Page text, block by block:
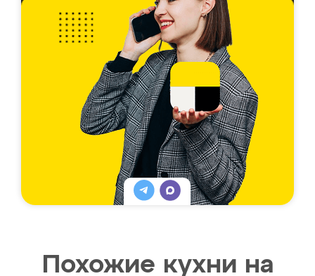
Похожие кухни на